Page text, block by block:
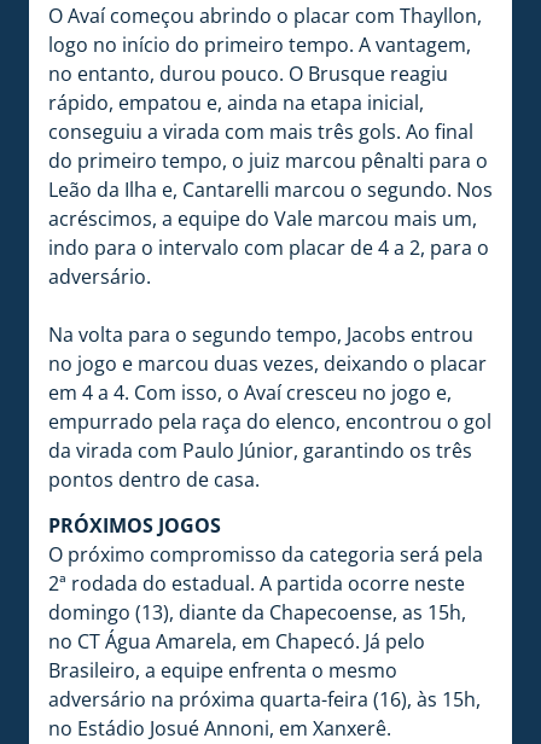
O Avaí começou abrindo o placar com Thayllon,
logo no início do primeiro tempo. A vantagem,
no entanto, durou pouco. O Brusque reagiu
rápido, empatou e, ainda na etapa inicial,
conseguiu a virada com mais três gols. Ao final
do primeiro tempo, o juiz marcou pênalti para o
Leão da Ilha e, Cantarelli marcou o segundo. Nos
acréscimos, a equipe do Vale marcou mais um,
indo para o intervalo com placar de 4 a 2, para o
adversário.
Na volta para o segundo tempo, Jacobs entrou
no jogo e marcou duas vezes, deixando o placar
em 4 a 4. Com isso, o Avaí cresceu no jogo e,
empurrado pela raça do elenco, encontrou o gol
da virada com Paulo Júnior, garantindo os três
pontos dentro de casa.
PRÓXIMOS JOGOS
O próximo compromisso da categoria será pela
2ª rodada do estadual. A partida ocorre neste
domingo (13), diante da Chapecoense, as 15h,
no CT Água Amarela, em Chapecó. Já pelo
Brasileiro, a equipe enfrenta o mesmo
adversário na próxima quarta-feira (16), às 15h,
no Estádio Josué Annoni, em Xanxerê.